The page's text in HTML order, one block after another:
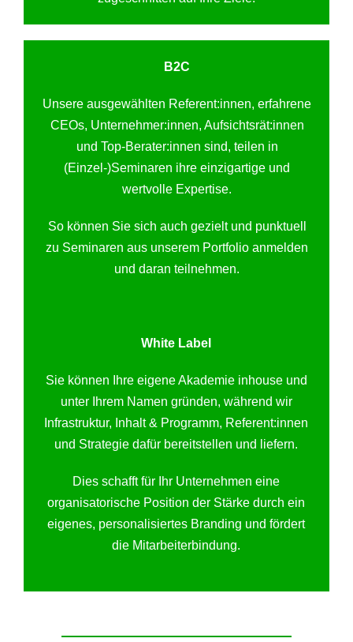
B2C
Unsere ausgewählten Referent:innen, erfahrene
CEOs, Unternehmer:innen, Aufsichtsrät:innen
und Top-Berater:innen sind, teilen in
(Einzel-)Seminaren ihre einzigartige und
wertvolle Expertise.
So können Sie sich auch gezielt und punktuell
zu Seminaren aus unserem Portfolio anmelden
und daran teilnehmen.
White Label
Sie können Ihre eigene Akademie inhouse und
unter Ihrem Namen gründen, während wir
Infrastruktur, Inhalt & Programm, Referent:innen
und Strategie dafür bereitstellen und liefern.
Dies schafft für Ihr Unternehmen eine
organisatorische Position der Stärke durch ein
eigenes, personalisiertes Branding und fördert
die Mitarbeiterbindung.